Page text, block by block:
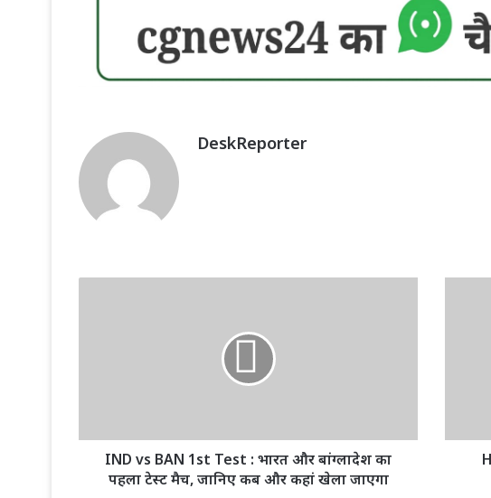
DeskReporter
बांग्लादेश
IND vs BAN 1st Test : भारत और बांग्लादेश का
पहला टेस्ट मैच, जानिए कब और कहां खेला जाएगा
हार्ट,